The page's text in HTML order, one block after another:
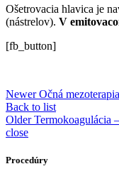
Ošetrovacia hlavica je
(nástrelov). V
[fb_button]
Newer Očná
Back to list
Older Termokoagulácia
close
Procedúry